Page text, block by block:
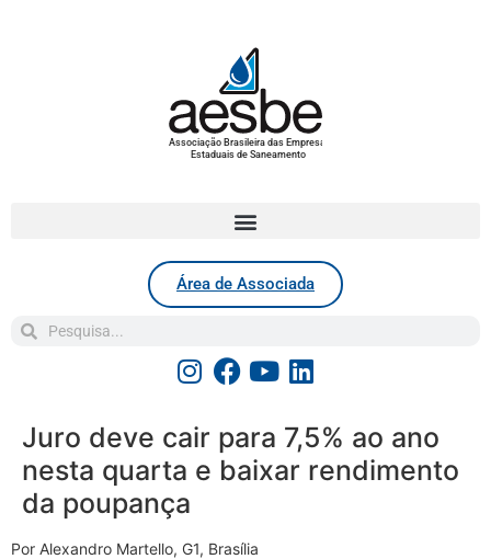
Associação Brasileira das Empresas
Estaduais de Saneamento
Área de Associada
Juro deve cair para 7,5% ao ano
nesta quarta e baixar rendimento
da poupança
Por Alexandro Martello, G1, Brasília